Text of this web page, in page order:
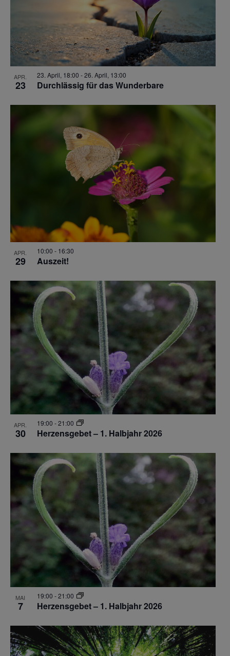
APR.
23 Durchlässig für das Wunderbare
23. April, 18:00 -26. April, 13:00
APR.
29 Auszeit!
10:00 - 16:30
APR.
30 Herzensgebet – 1. Halbjahr 2026
19:00 -21:00
MAI
7 Herzensgebet – 1. Halbjahr 2026
19:00 -21:00